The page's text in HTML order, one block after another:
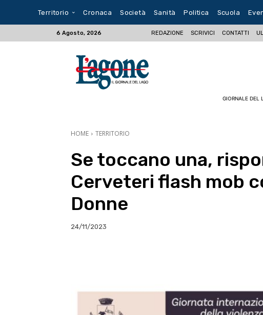
Territorio Cronaca Società Sanità Politica Scuola
6 Agosto, 2026 REDAZIONE SCRIVICI CONTATTI
GIORNALE DEL
HOME TERRITORIO
Se toccano una,
Cerveteri flash mob
Donne
24/11/2023